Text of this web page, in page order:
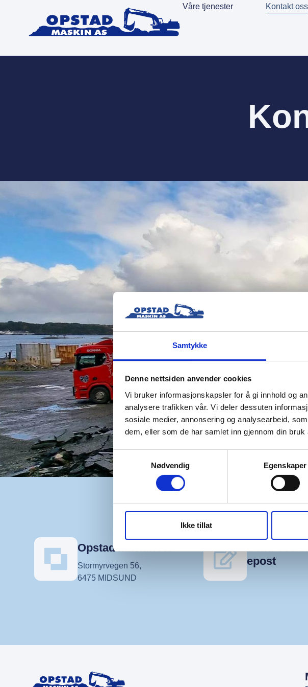
Samtykke
Denne nettsiden anvender cookies
Vi bruker informasjonskapsler for å gi innhold og
analysere trafikken vår. Vi deler dessuten
sosiale medier, annonsering og analysearbeid,
dem, eller som de har samlet inn gjennom din bruk
Samtykkevalg
Nødvendig
Egenskaper
Ikke tillat
Våre tjenester Kontakt oss
Opstad Maskin AS
Stormyrvegen 56,
6475 MIDSUND
Send oss
epost